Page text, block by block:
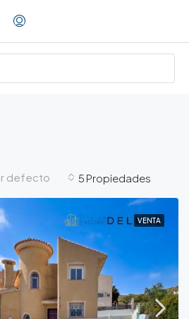
5 Propiedades
defecto
VENTA